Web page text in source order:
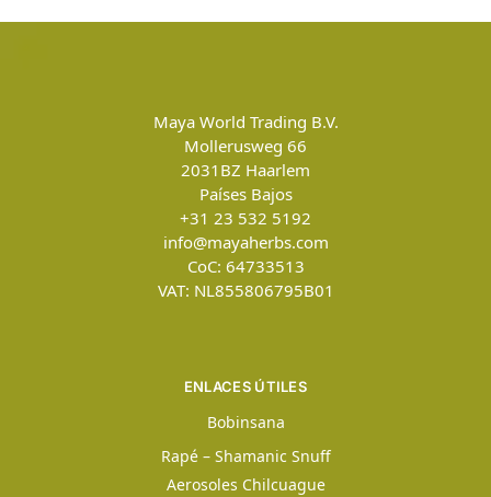
Maya World Trading B.V.
Mollerusweg 66
2031BZ Haarlem
Países Bajos
+31 23 532 5192
info@mayaherbs.com
CoC: 64733513
VAT: NL855806795B01
ENLACES ÚTILES
Bobinsana
Rapé – Shamanic Snuff
Aerosoles Chilcuague